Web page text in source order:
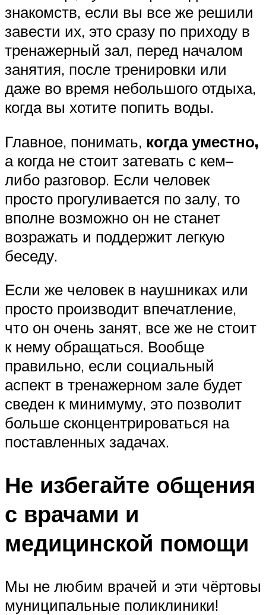
знакомств, если вы все же решили
завести их, это сразу по приходу в
тренажерный зал, перед началом
занятия, после тренировки или
даже во время небольшого отдыха,
когда вы хотите попить воды.
Главное, понимать, когда уместно,
а когда не стоит затевать с кем–
либо разговор. Если человек
просто прогуливается по залу, то
вполне возможно он не станет
возражать и поддержит легкую
беседу.
Если же человек в наушниках или
просто производит впечатление,
что он очень занят, все же не стоит
к нему обращаться. Вообще
правильно, если социальный
аспект в тренажерном зале будет
сведен к минимуму, это позволит
больше сконцентрироваться на
поставленных задачах.
Не избегайте общения
с врачами и
медицинской помощи
Мы не любим врачей и эти чёртовы
муниципальные поликлиники!